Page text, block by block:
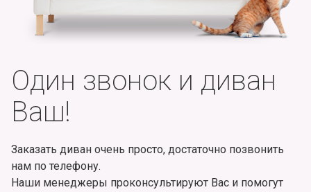
Один звонок и диван
Ваш!
Заказать диван очень просто, достаточно позвонить
нам по телефону.
Наши менеджеры проконсультируют Вас и помогут